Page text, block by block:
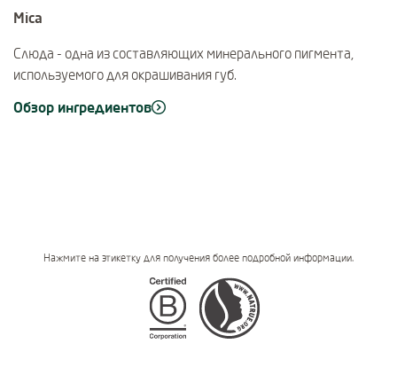
Mica
Слюда - одна из составляющих минерального пигмента,
используемого для окрашивания губ.
Обзор ингредиентов
Certifications
Нажмите на этикетку для получения более подробной информации.